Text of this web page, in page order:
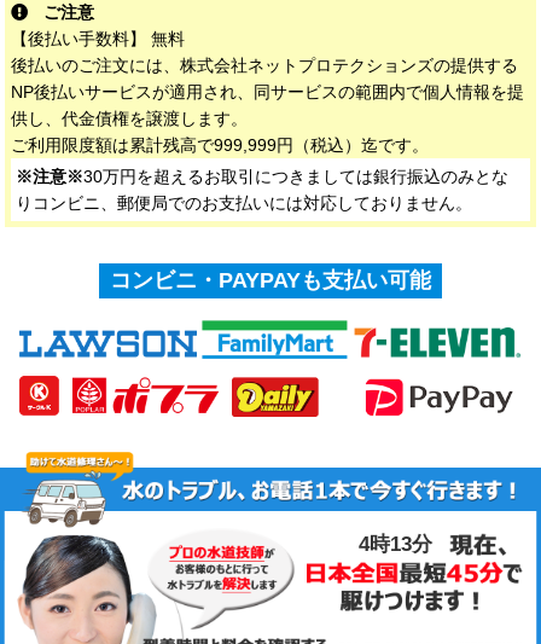
ご注意
【後払い手数料】 無料
後払いのご注文には、株式会社ネットプロテクションズの提供する
NP後払いサービスが適用され、同サービスの範囲内で個人情報を提
供し、代金債権を譲渡します。
ご利用限度額は累計残高で999,999円（税込）迄です。
※注意※30万円を超えるお取引につきましては銀行振込のみとな
りコンビニ、郵便局でのお支払いには対応しておりません。
コンビニ・PAYPAYも支払い可能
4時13分